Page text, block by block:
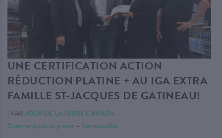
UNE CERTIFICATION ACTION
RÉDUCTION PLATINE + AU IGA EXTRA
FAMILLE ST-JACQUES DE GATINEAU!
| PAR JOUR DE LA TERRE CANADA
Communiqués de presse — Les nouvelles